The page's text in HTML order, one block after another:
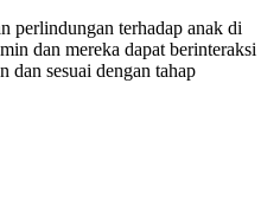
perlindungan terhadap anak di
dan mereka dapat berinteraksi
dan sesuai dengan tahap